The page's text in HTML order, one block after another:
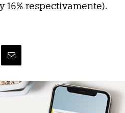
16% respectivamente).